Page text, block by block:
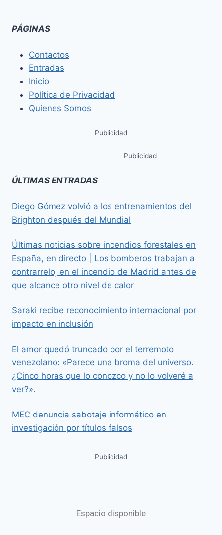
PÁGINAS
Contactos
Entradas
Inicio
Política de Privacidad
Quienes Somos
Publicidad
Publicidad
ÚLTIMAS ENTRADAS
Diego Gómez volvió a los entrenamientos del
Brighton después del Mundial
Últimas noticias sobre incendios forestales en
España, en directo | Los bomberos trabajan a
contrarreloj en el incendio de Madrid antes de
que alcance otro nivel de calor
Saraki recibe reconocimiento internacional por
impacto en inclusión
El amor quedó truncado por el terremoto
venezolano: «Parece una broma del universo.
¿Cinco horas que lo conozco y no lo volveré a
ver?».
MEC denuncia sabotaje informático en
investigación por títulos falsos
Publicidad
Espacio disponible